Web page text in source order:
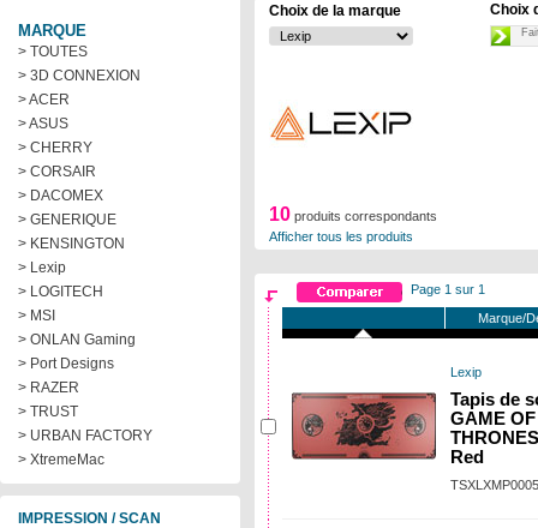
MARQUE
> TOUTES
> 3D CONNEXION
> ACER
> ASUS
> CHERRY
> CORSAIR
> DACOMEX
> GENERIQUE
> KENSINGTON
> Lexip
> LOGITECH
> MSI
> ONLAN Gaming
> Port Designs
> RAZER
> TRUST
> URBAN FACTORY
> XtremeMac
IMPRESSION / SCAN
Choix de la marque Choix
10 produits correspondants
Afficher tous les produits
Page 1 sur 1
Marque/
Lexip
Tapis de
GAME OF
Red
TSXLXMP0005